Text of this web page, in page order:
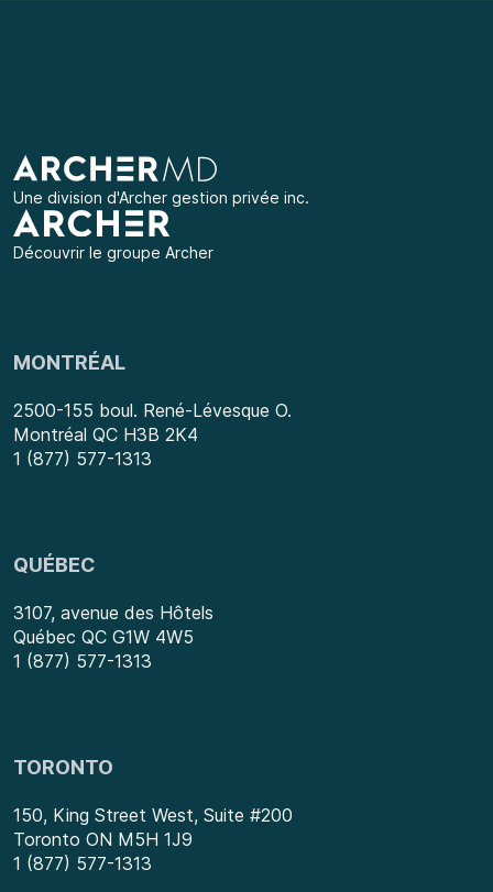
Une division d'Archer gestion privée inc.
Découvrir le groupe Archer
MONTRÉAL
2500-155 boul. René-Lévesque O.
Montréal QC H3B 2K4
1 (877) 577-1313
QUÉBEC
3107, avenue des Hôtels
Québec QC G1W 4W5
1 (877) 577-1313
TORONTO
150, King Street West, Suite #200
Toronto ON M5H 1J9
1 (877) 577-1313